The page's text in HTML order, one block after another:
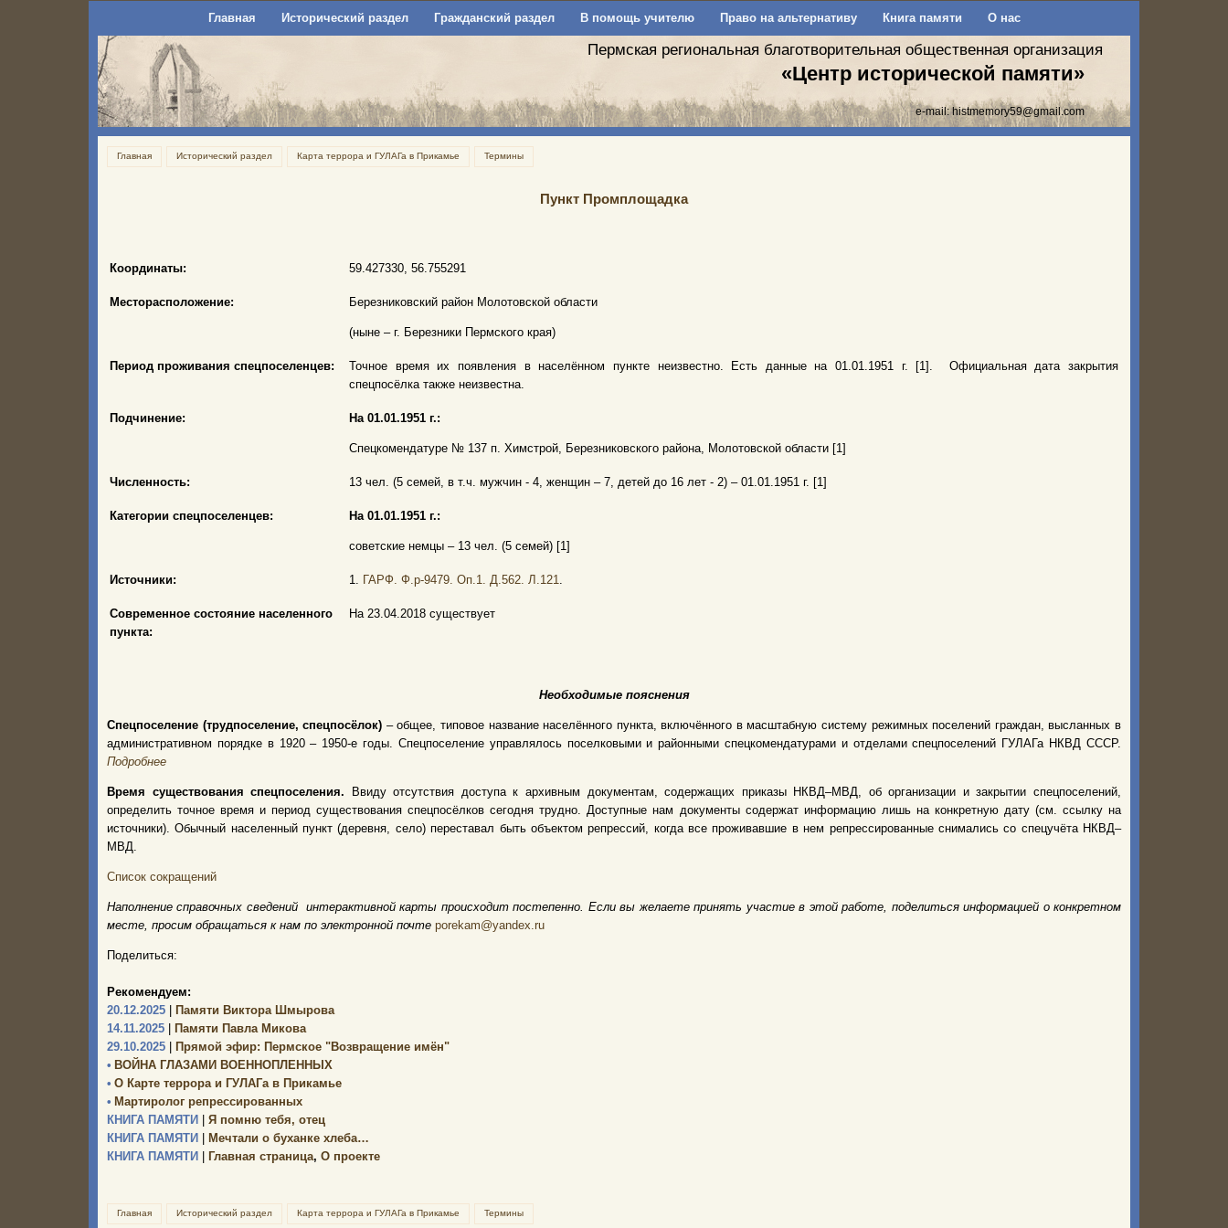
Главная Исторический раздел Гражданский раздел В помощь учителю Право на альтернативу Книга памяти О нас
Пермская региональная благотворительная общественная организация
«Центр исторической памяти»
e-mail:histmemory59@gmail.com
Главная Исторический раздел Карта террора и ГУЛАГа в Прикамье Термины
Пункт Промплощадка
Координаты: 59.427330, 56.755291
Месторасположение: Березниковский район Молотовской области
(ныне – г. Березники Пермского края)
Период проживания спецпоселенцев:
Точное время их появления в населённом пункте неизвестно. Есть данные на 01.01.1951 г. [1]. Официальная дата закрытия
спецпосёлка также неизвестна.
Подчинение: На 01.01.1951 г.:
Спецкомендатуре № 137 п. Химстрой, Березниковского района, Молотовской области [1]
Численность: 13 чел. (5 семей, в т.ч. мужчин - 4, женщин – 7, детей до 16 лет - 2) – 01.01.1951 г. [1]
Категории спецпоселенцев: На 01.01.1951 г.:
советские немцы – 13 чел. (5 семей) [1]
Источники: 1. ГАРФ. Ф.р-9479. Оп.1. Д.562. Л.121.
Современное состояние населенного
пункта:
На 23.04.2018 существует
Необходимые пояснения
Спецпоселение (трудпоселение, спецпосёлок) – общее, типовое название населённого пункта, включённого в масштабную систему режимных поселений граждан, высланных в
административном порядке в 1920 – 1950-е годы. Спецпоселение управлялось поселковыми и районными спецкомендатурами и отделами спецпоселений ГУЛАГа НКВД СССР.
Подробнее
Время существования спецпоселения.
Ввиду отсутствия доступа к архивным документам, содержащих приказы НКВД–МВД, об организации и закрытии спецпоселений,
определить точное время и период существования спецпосёлков сегодня трудно. Доступные нам документы содержат информацию лишь на конкретную дату (см. ссылку на
источники). Обычный населенный пункт (деревня, село) переставал быть объектом репрессий, когда все проживавшие в нем репрессированные снимались со спецучёта НКВД–
МВД.
Список сокращений
Наполнение справочных сведений интерактивной карты происходит постепенно. Если вы желаете принять участие в этой работе, поделиться информацией о конкретном
месте, просим обращаться к нам по электронной почте porekam@yandex.ru
Поделиться:
Рекомендуем:
20.12.2025
Памяти Виктора Шмырова
14.11.2025
Памяти Павла Микова
29.10.2025
Прямой эфир: Пермское "Возвращение имён"
• ВОЙНА ГЛАЗАМИ ВОЕННОПЛЕННЫХ
• О Карте террора и ГУЛАГа в Прикамье
• Мартиролог репрессированных
КНИГА ПАМЯТИ
Я помню тебя, отец
КНИГА ПАМЯТИ
Мечтали о буханке хлеба…
КНИГА ПАМЯТИ
Главная страница, О проекте
Главная Исторический раздел Карта террора и ГУЛАГа в Прикамье Термины